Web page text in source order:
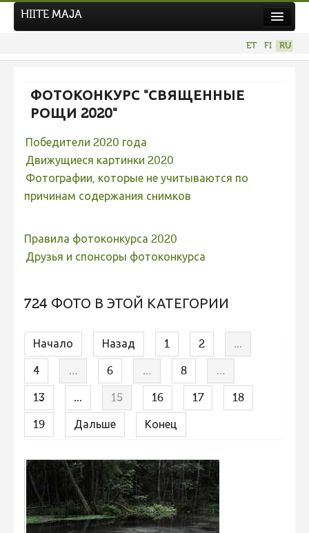
НОВЫЙ ФОТОКОНКУРС
Hiite kuvavõistlus 2026
Не учитываются 2025
Видео 2025
Не учитываются 2024
Фотоконкурс 2023
Видео 2023
Фотоконкурс 2022
Не учитываются 2022
Видео 2022
Видео 2021
Фотоконкурс 2020
Видео 2020
HIITE MAJA
ET FI RU
ФОТОКОНКУРС "СВЯЩЕННЫЕ
РОЩИ 2020"
Победители 2020 года
Движущиеся картинки 2020
Фотографии, которые не учитываются по
причинам содержания снимков
Правила фотоконкурса 2020
Друзья и спонсоры фотоконкурса
724 ФОТО В ЭТОЙ КАТЕГОРИИ
Начало Назад 1 2 ...
4 … 6 … 8 …
13 ... 15 16 17 18
19 Дальше Конец